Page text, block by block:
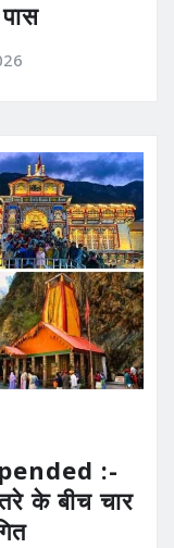
:-
के बीच चार